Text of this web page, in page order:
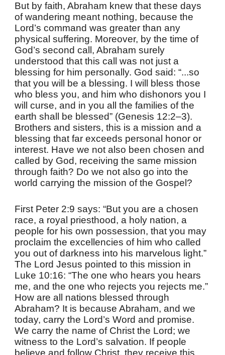
But by faith, Abraham knew that these days
of wandering meant nothing, because the
Lord’s command was greater than any
physical suffering. Moreover, by the time of
God’s second call, Abraham surely
understood that this call was not just a
blessing for him personally. God said: “...so
that you will be a blessing. I will bless those
who bless you, and him who dishonors you I
will curse, and in you all the families of the
earth shall be blessed” (Genesis 12:2–3).
Brothers and sisters, this is a mission and a
blessing that far exceeds personal honor or
interest. Have we not also been chosen and
called by God, receiving the same mission
through faith? Do we not also go into the
world carrying the mission of the Gospel?
First Peter 2:9 says: “But you are a chosen
race, a royal priesthood, a holy nation, a
people for his own possession, that you may
proclaim the excellencies of him who called
you out of darkness into his marvelous light.”
The Lord Jesus pointed to this mission in
Luke 10:16: “The one who hears you hears
me, and the one who rejects you rejects me.”
How are all nations blessed through
Abraham? It is because Abraham, and we
today, carry the Lord’s Word and promise.
We carry the name of Christ the Lord; we
witness to the Lord’s salvation. If people
believe and follow Christ, they receive this